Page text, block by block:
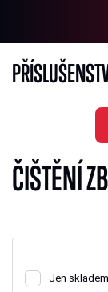
ČIŠTĚNÍ
Jen skladem